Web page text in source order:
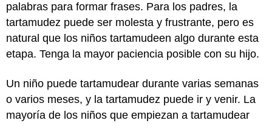
palabras para formar frases. Para los padres, la
tartamudez puede ser molesta y frustrante, pero es
natural que los niños tartamudeen algo durante esta
etapa. Tenga la mayor paciencia posible con su hijo.
Un niño puede tartamudear durante varias semanas
o varios meses, y la tartamudez puede ir y venir. La
mayoría de los niños que empiezan a tartamudear